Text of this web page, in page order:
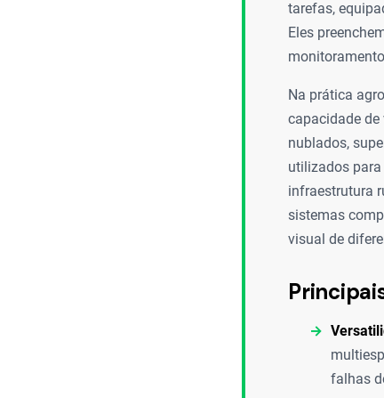
tarefas,
Eles
Na prática
capacidade
nublados,
utilizados
infraestrutura
sistemas
visual de
falhas